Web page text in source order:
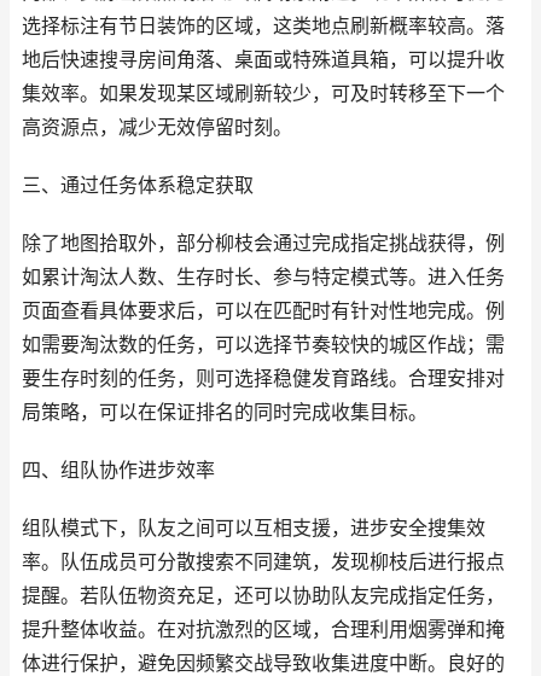
选择标注有节日装饰的区域，这类地点刷新概率较高。落
地后快速搜寻房间角落、桌面或特殊道具箱，可以提升收
集效率。如果发现某区域刷新较少，可及时转移至下一个
高资源点，减少无效停留时刻。
三、通过任务体系稳定获取
除了地图拾取外，部分柳枝会通过完成指定挑战获得，例
如累计淘汰人数、生存时长、参与特定模式等。进入任务
页面查看具体要求后，可以在匹配时有针对性地完成。例
如需要淘汰数的任务，可以选择节奏较快的城区作战；需
要生存时刻的任务，则可选择稳健发育路线。合理安排对
局策略，可以在保证排名的同时完成收集目标。
四、组队协作进步效率
组队模式下，队友之间可以互相支援，进步安全搜集效
率。队伍成员可分散搜索不同建筑，发现柳枝后进行报点
提醒。若队伍物资充足，还可以协助队友完成指定任务，
提升整体收益。在对抗激烈的区域，合理利用烟雾弹和掩
体进行保护，避免因频繁交战导致收集进度中断。良好的